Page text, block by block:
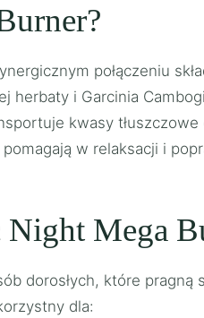
połączeniu
herbaty i Garcinia
kwasy
w relaksacji i
Mega
dorosłych, które
dla: